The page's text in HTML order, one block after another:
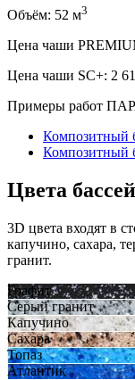
Объём: 52 м3
Цена чаши
Цена чаши SC+: 2
Примеры работ
Композитный
Композитный
Цвета
3D цвета входят в
капучино, сахара,
гранит.
Графит
Серый гранит
Капучино
Сахара
Топаз
Атлантик